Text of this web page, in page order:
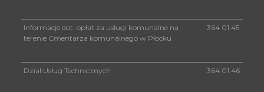
Informacje dot. opłat za usługi komunalne na
terenie Cmentarza komunalnego w Płocku
364 01 45
Dział Usług Technicznych 364 01 46